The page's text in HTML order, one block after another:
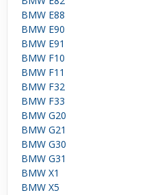
BMW E88
BMW E90
BMW E91
BMW F10
BMW F11
BMW F32
BMW F33
BMW G20
BMW G21
BMW G30
BMW G31
BMW X1
BMW X5